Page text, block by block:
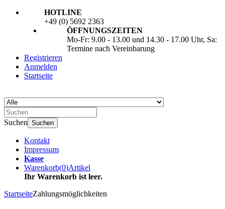
HOTLINE
+49 (0) 5692 2363
ÖFFNUNGSZEITEN
Mo-Fr: 9.00 - 13.00 und 14.30 - 17.00 Uhr, Sa:
Termine nach Vereinbarung
Registrieren
Anmelden
Startseite
Suchen Suchen
Kontakt
Impressum
Kasse
Warenkorb(0)Artikel
Ihr Warenkorb ist leer.
StartseiteZahlungsmöglichkeiten